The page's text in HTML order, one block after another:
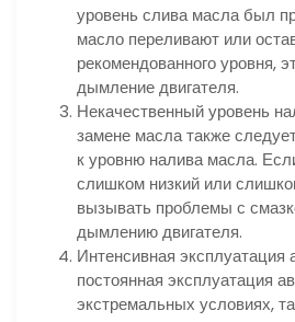
уровень слива масла был
масло переливают или
рекомендованного уровня,
дымление двигателя.
Некачественный уровень
замене масла также
к уровню налива масла.
слишком низкий или
вызывать проблемы с
дымлению двигателя.
Интенсивная эксплуатация
постоянная эксплуатация
экстремальных условиях,